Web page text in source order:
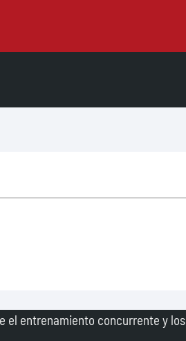
el entrenamiento concurrente y los